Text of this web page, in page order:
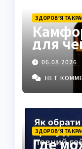
ЗДОРОВ’Я ТА
для
по06.08.2026
НЕТ
ЗДОРОВ’Я ТА
Где